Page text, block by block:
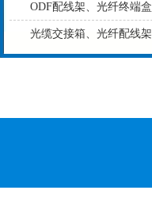
ODF配线架、光纤终端盒
光缆交接箱、光纤配线架